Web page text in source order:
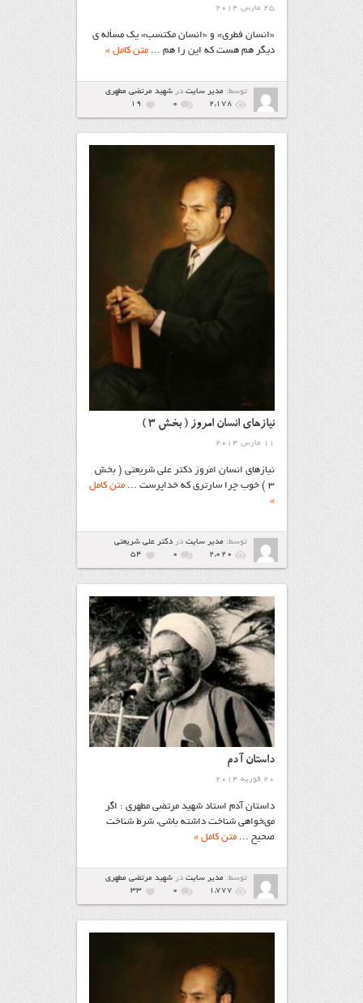
25 مارس 2014
«انسان فطری» و «انسان مكتسب» یك مسأله ی
دیگر هم هست كه این را هم ...متن کامل »
توسط: مدیر سایتدرشهيد مرتضي مطهري
2,178
۰ 19
نیازهای انسان امروز ( بخش 3 )
11 مارس 2014
نیازهای انسان امروز دکتر علی‌ شریعتی ( بخش
3 ) خوب چرا سارتری که خداپرست ...
متن کامل
»
توسط: مدیر سایتدردکتر علی شریعتی
2,020
۰ 54
داستان آدم
20 فوریه 2014
داستان آدم استاد شهید مرتضی مطهری : اگر
مى‏خواهى شناخت داشته باشى، شرط شناخت
صحیح ...متن کامل »
توسط: مدیر سایتدرشهيد مرتضي مطهري
1,777
۰ 33